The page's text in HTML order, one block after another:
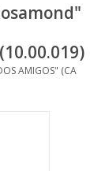
AMIGOS" (CA